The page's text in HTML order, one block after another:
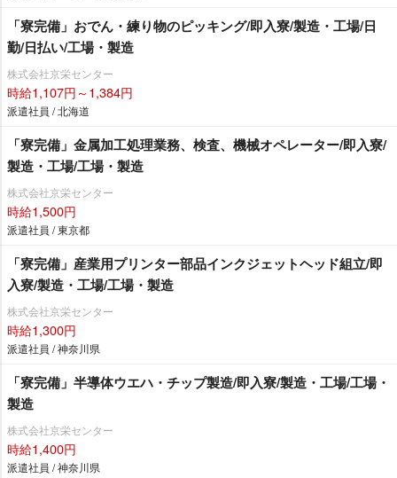
「寮完備」おでん・練り物のピッキング/即入寮/製造・工場/日
勤/日払い/工場・製造
株式会社京栄センター
時給1,107円～1,384円
派遣社員 / 北海道
「寮完備」金属加工処理業務、検査、機械オペレーター/即入寮/
製造・工場/工場・製造
株式会社京栄センター
時給1,500円
派遣社員 / 東京都
「寮完備」産業用プリンター部品インクジェットヘッド組立/即
入寮/製造・工場/工場・製造
株式会社京栄センター
時給1,300円
派遣社員 / 神奈川県
「寮完備」半導体ウエハ・チップ製造/即入寮/製造・工場/工場・
製造
株式会社京栄センター
時給1,400円
派遣社員 / 神奈川県